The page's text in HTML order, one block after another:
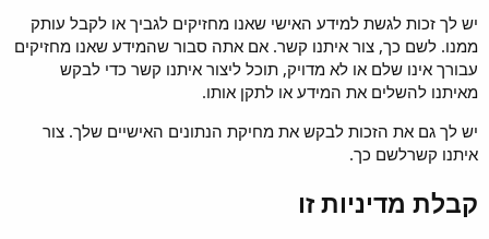
יש לך זכות לגשת למידע האישי שאנו מחזיקים לגביך או לקבל עותק
ממנו. לשם כך, צור איתנו קשר. אם אתה סבור שהמידע שאנו מחזיקים
עבורך אינו שלם או לא מדויק, תוכל ליצור איתנו קשר כדי לבקש
מאיתנו להשלים את המידע או לתקן אותו.
יש לך גם את הזכות לבקש את מחיקת הנתונים האישיים שלך. צור
איתנו קשרלשם כך.
קבלת מדיניות זו